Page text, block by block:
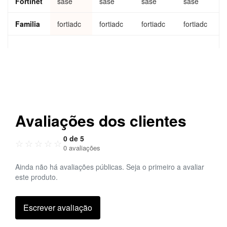
Familia fortiadc fortiadc fortiadc fortiadc
Avaliações dos clientes
☆ ☆ ☆ ☆ ☆ 0 de 5
0 avaliações
Ainda não há avaliações públicas. Seja o primeiro a avaliar
este produto.
Escrever avaliação